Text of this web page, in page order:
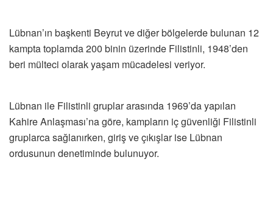
Lübnan’ın başkenti Beyrut ve diğer bölgelerde bulunan 12
kampta toplamda 200 binin üzerinde Filistinli, 1948’den
beri mülteci olarak yaşam mücadelesi veriyor.
Lübnan ile Filistinli gruplar arasında 1969’da yapılan
Kahire Anlaşması’na göre, kampların iç güvenliği Filistinli
gruplarca sağlanırken, giriş ve çıkışlar ise Lübnan
ordusunun denetiminde bulunuyor.